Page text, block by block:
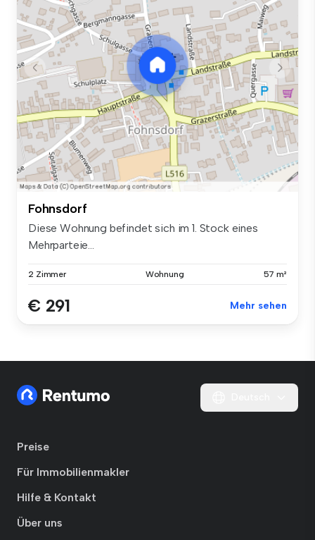
Fohnsdorf
Diese Wohnung befindet sich im 1. Stock eines
Mehrparteie...
2 Zimmer Wohnung 57 m²
€ 291 Mehr sehen
Preise
Für Immobilienmakler
Hilfe & Kontakt
Über uns